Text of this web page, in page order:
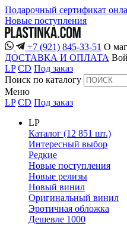
Подарочный сертификат
Новые поступления
+7 (921) 845-33-51 О
ДОСТАВКА И ОПЛАТА
LP CD Под заказ
Поиск по каталогу
Меню
LP CD Под заказ
LP
Каталог (12 851 шт.)
Интересный выбор
Редкие
Новые поступления
Новые релизы
Новый винил
Оригинальный винил
Эротичная обложка
Дешевле 1000